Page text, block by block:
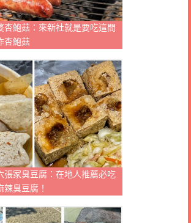
杏鮑菇：來新社就是要吃這間
杏鮑菇
張家臭豆腐：在地人推薦必吃
辣臭豆腐！